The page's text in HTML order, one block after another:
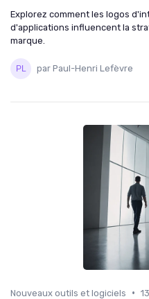
Explorez comment les logos
d'applications influencent la
marque.
par Paul-Henri Lefèvre
Nouveaux outils et logiciels •